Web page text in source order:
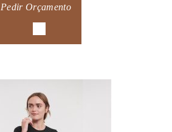
Pedir Orçamento